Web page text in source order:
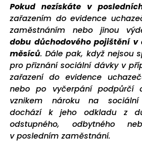
Pokud nezískáte v
zařazením do evidence
zaměstnáním nebo jinou
dobu důchodového pojištění v
měsíců. Dále pak, když nejsou
pro přiznání sociální dávky v
zařazení do evidence
nebo po vyčerpání podpůrčí
vznikem nároku na
dochází k jeho odkladu z
odstupného, odbytného
v posledním zaměstnání.